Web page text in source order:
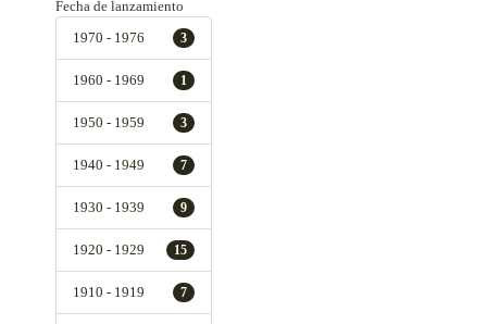
Fecha de lanzamiento
3
1970 - 1976
1
1960 - 1969
3
1950 - 1959
7
1940 - 1949
9
1930 - 1939
15
1920 - 1929
7
1910 - 1919